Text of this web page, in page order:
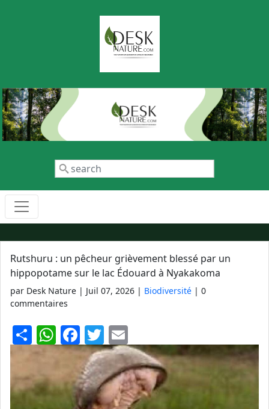
Rutshuru : un pêcheur grièvement blessé par un
hippopotame sur le lac Édouard à Nyakakoma
par Desk Nature | Juil 07, 2026 | Biodiversité | 0
commentaires
S
h
ar
e
W
h
at
s
F
a
c
e
T
w
itt
er
m
ai
l